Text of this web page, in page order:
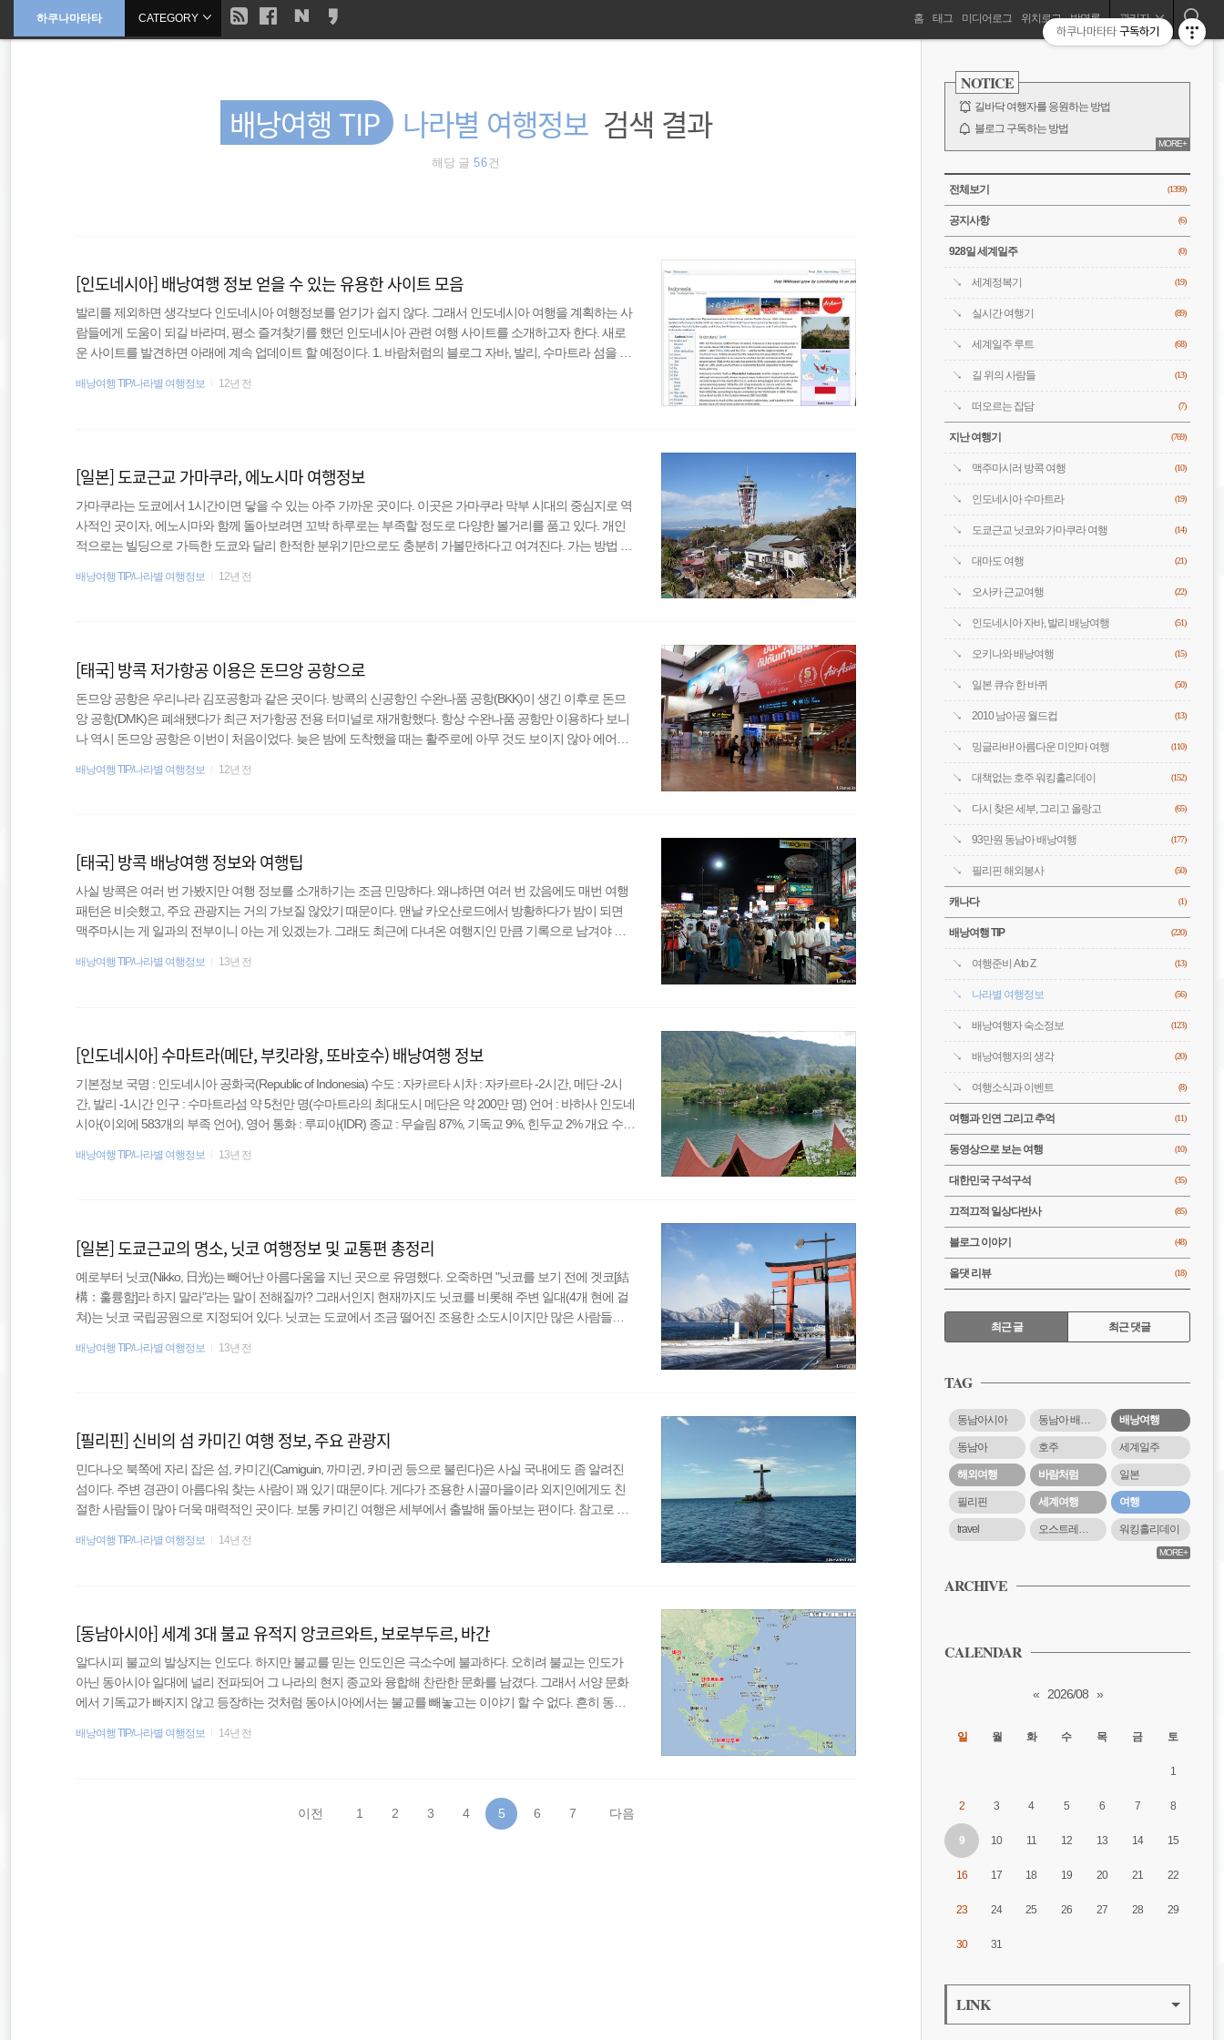
문
하쿠나마타타 현
CATEGORY 홈 태그 미디어로그 위치로그 방명록 관리자
배낭여행 TIP 나라별 여행정보 검색 결과
해당 글 56건
[인도네시아] 배낭여행 정보 얻을 수 있는 유용한 사이트 모음
발리를 제외하면 생각보다 인도네시아 여행정보를 얻기가 쉽지 않다. 그래서 인도네시아 여행을 계획하는 사
람들에게 도움이 되길 바라며, 평소 즐겨찾기를 했던 인도네시아 관련 여행 사이트를 소개하고자 한다. 새로
운 사이트를 발견하면 아래에 계속 업데이트 할 예정이다. 1. 바람처럼의 블로그 자바, 발리, 수마트라 섬을 여
여행하는데 충분히 도움이 될 것이다. 2013/06/05 - [인도네시아] 수마트라(메단, 부킷라왕, 또바호수) 배낭여
배낭여행 TIP/나라별 여행정보 12년 전
[일본] 도쿄근교 가마쿠라, 에노시마 여행정보
가마쿠라는 도쿄에서 1시간이면 닿을 수 있는 아주 가까운 곳이다. 이곳은 가마쿠라 막부 시대의 중심지로 역
사적인 곳이자, 에노시마와 함께 돌아보려면 꼬박 하루로는 부족할 정도로 다양한 볼거리를 품고 있다. 개인
적으로는 빌딩으로 가득한 도쿄와 달리 한적한 분위기만으로도 충분히 가볼만하다고 여겨진다. 가는 방법 신
야 할 수 있다. 내가 탔던 JR은 기타 가마쿠라까지만 갔고, 그곳에서 갈아탔다. 가마쿠라까지 요금은 780엔이
배낭여행 TIP/나라별 여행정보 12년 전
[태국] 방콕 저가항공 이용은 돈므앙 공항으로
돈므앙 공항은 우리나라 김포공항과 같은 곳이다. 방콕의 신공항인 수완나품 공항(BKK)이 생긴 이후로 돈므
앙 공항(DMK)은 폐쇄됐다가 최근 저가항공 전용 터미널로 재개항했다. 항상 수완나품 공항만 이용하다 보니
나 역시 돈므앙 공항은 이번이 처음이었다. 늦은 밤에 도착했을 때는 활주로에 아무 것도 보이지 않아 에어아
돈므앙 공항에는 에어아시아를 비롯해 녹에어, 오리엔트 타이항공 등 저가항공이 취항하고 있다. 때문에 한국
배낭여행 TIP/나라별 여행정보 12년 전
[태국] 방콕 배낭여행 정보와 여행팁
사실 방콕은 여러 번 가봤지만 여행 정보를 소개하기는 조금 민망하다. 왜냐하면 여러 번 갔음에도 매번 여행
패턴은 비슷했고, 주요 관광지는 거의 가보질 않았기 때문이다. 맨날 카오산로드에서 방황하다가 밤이 되면
맥주마시는 게 일과의 전부이니 아는 게 있겠는가. 그래도 최근에 다녀온 여행지인 만큼 기록으로 남겨야 할
콕 지도 1. 기본정보 국명 : 타이 혹은 타이왕국(Thailand) 수도 : 방콕 시차 : -2시간 통화 : 밧(Bhat) 환율 : 1밧 = 3
배낭여행 TIP/나라별 여행정보 13년 전
[인도네시아] 수마트라(메단, 부킷라왕, 또바호수) 배낭여행 정보
기본정보 국명 : 인도네시아 공화국(Republic of Indonesia) 수도 : 자카르타 시차 : 자카르타 -2시간, 메단 -2시
간, 발리 -1시간 인구 : 수마트라섬 약 5천만 명(수마트라의 최대도시 메단은 약 200만 명) 언어 : 바하사 인도네
시아(이외에 583개의 부족 언어), 영어 통화 : 루피아(IDR) 종교 : 무슬림 87%, 기독교 9%, 힌두교 2% 개요 수마
배낭여행을 하는 사람은 자바와 발리를 많이 가는 편인데 수마트라에도 볼거리가 꽤 있어 배낭여행지로 충분
배낭여행 TIP/나라별 여행정보 13년 전
[일본] 도쿄근교의 명소, 닛코 여행정보 및 교통편 총정리
예로부터 닛코(Nikko, 日光)는 빼어난 아름다움을 지닌 곳으로 유명했다. 오죽하면 "닛코를 보기 전에 겟코[結
構：훌륭함]라 하지 말라"라는 말이 전해질까? 그래서인지 현재까지도 닛코를 비롯해 주변 일대(4개 현에 걸
쳐)는 닛코 국립공원으로 지정되어 있다. 닛코는 도쿄에서 조금 떨어진 조용한 소도시이지만 많은 사람들이
신성시되는 난타이산도 있다. 또한 도쿠가와 이에야스의 무덤이 있는 도쇼구나 오래된 불교 사찰인 린노지 등
배낭여행 TIP/나라별 여행정보 13년 전
[필리핀] 신비의 섬 카미긴 여행 정보, 주요 관광지
민다나오 북쪽에 자리 잡은 섬, 카미긴(Camiguin, 까미귄, 카미귄 등으로 불린다)은 사실 국내에도 좀 알려진
섬이다. 주변 경관이 아름다워 찾는 사람이 꽤 있기 때문이다. 게다가 조용한 시골마을이라 외지인에게도 친
절한 사람들이 많아 더욱 매력적인 곳이다. 보통 카미긴 여행은 세부에서 출발해 돌아보는 편이다. 참고로 이
홀섬을 지나면 도착할 수 있는 섬이다 이동 방법 카미긴은 경비행기를 타고 가면 세부에서 1시도 걸리지 않을
배낭여행 TIP/나라별 여행정보 14년 전
[동남아시아] 세계 3대 불교 유적지 앙코르와트, 보로부두르, 바간
알다시피 불교의 발상지는 인도다. 하지만 불교를 믿는 인도인은 극소수에 불과하다. 오히려 불교는 인도가
아닌 동아시아 일대에 널리 전파되어 그 나라의 현지 종교와 융합해 찬란한 문화를 남겼다. 그래서 서양 문화
에서 기독교가 빠지지 않고 등장하는 것처럼 동아시아에서는 불교를 빼놓고는 이야기 할 수 없다. 흔히 동북
교) 혹은 테래바다 불교라 부른다. 흥미로운 사실은 세계 3대 불교 유적지가 모두 동남아시아에 있다는 점이
배낭여행 TIP/나라별 여행정보 14년 전
이전 1 2 3 4 5 6 7 다음
NOTICE
길바닥 여행자를 응원하는 방법
블로그 구독하는 방법
바람처럼은 누구?
전체 보기
MORE+
CATEGORY
전체보기 (1399)
공지사항 (6)
928일 세계일주 (0)
세계정복기 (19)
실시간 여행기 (89)
세계일주 루트 (68)
길 위의 사람들 (13)
떠오르는 잡담 (7)
지난 여행기 (769)
맥주마시러 방콕 여행 (10)
인도네시아 수마트라 (19)
도쿄근교 닛코와 가마쿠라 여행 (14)
대마도 여행 (21)
오사카 근교여행 (22)
인도네시아 자바, 발리 배낭여행 (51)
오키나와 배낭여행 (15)
일본 큐슈 한 바퀴 (50)
2010 남아공 월드컵 (13)
밍글라바! 아름다운 미얀마 여행 (110)
대책없는 호주 워킹홀리데이 (152)
다시 찾은 세부, 그리고 올랑고 (65)
93만원 동남아 배낭여행 (177)
필리핀 해외봉사 (50)
캐나다 (1)
배낭여행 TIP (220)
여행준비 A to Z (13)
나라별 여행정보 (56)
배낭여행자 숙소정보 (123)
배낭여행자의 생각 (20)
여행소식과 이벤트 (8)
여행과 인연 그리고 추억 (11)
동영상으로 보는 여행 (10)
대한민국 구석구석 (35)
끄적끄적 일상다반사 (85)
블로그 이야기 (48)
올댓 리뷰 (18)
RECENTLY
최근 글 최근 댓글
근
글
TAG
동남아시아 동남아 배낭여행 배낭여행
동남아 호주 세계일주
해외여행 바람처럼 일본
필리핀 세계여행 여행
travel 오스트레일리아 워킹홀리데이
MORE+
ARCHIVE
CALENDAR
« 2026/08 »
일 월 화 수 목 금 토
1
2 3 4 5 6 7 8
9 10 11 12 13 14 15
16 17 18 19 20 21 22
23 24 25 26 27 28 29
30 31
LINK
검
배낭여행
동남아
호주
해외여행
바람처럼
하쿠나마타타 구독하기